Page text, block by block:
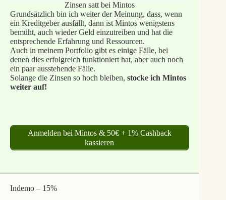
Zinsen satt bei Mintos
Grundsätzlich bin ich weiter der Meinung, dass, wenn
ein Kreditgeber ausfällt, dann ist Mintos wenigstens
bemüht, auch wieder Geld einzutreiben und hat die
entsprechende Erfahrung und Ressourcen.
Auch in meinem Portfolio gibt es einige Fälle, bei
denen dies erfolgreich funktioniert hat, aber auch noch
ein paar ausstehende Fälle.
Solange die Zinsen so hoch bleiben, stocke ich Mintos
weiter auf!
Anmelden bei Mintos & 50€ + 1% Cashback
kassieren
Indemo – 15%